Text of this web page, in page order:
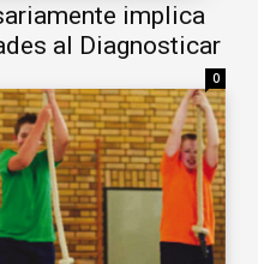
implica
al Diagnosticar
0